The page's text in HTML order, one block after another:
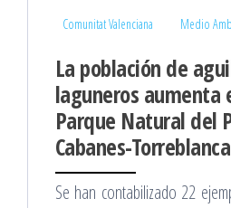
Comunitat Valenciana Medio
La población de
laguneros aumenta
Parque Natural del
Cabanes-Torreblanca
Se han contabilizado 22